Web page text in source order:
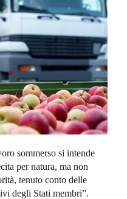
sommerso si intende
per natura, ma non
tenuto conto delle
degli Stati membri”.